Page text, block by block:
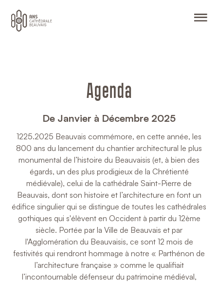
Agenda
De Janvier à Décembre 2025
1225.2025 Beauvais commémore, en cette année, les
800 ans du lancement du chantier architectural le plus
monumental de l’histoire du Beauvaisis (et, à bien des
égards, un des plus prodigieux de la Chrétienté
médiévale), celui de la cathédrale Saint-Pierre de
Beauvais, dont son histoire et l’architecture en font un
édifice singulier qui se distingue de toutes les cathédrales
gothiques qui s'élèvent en Occident à partir du 12ème
siècle. Portée par la Ville de Beauvais et par
l'Agglomération du Beauvaisis, ce sont 12 mois de
festivités qui rendront hommage à notre « Parthénon de
l’architecture française » comme le qualifiait
l’incontournable défenseur du patrimoine médiéval,